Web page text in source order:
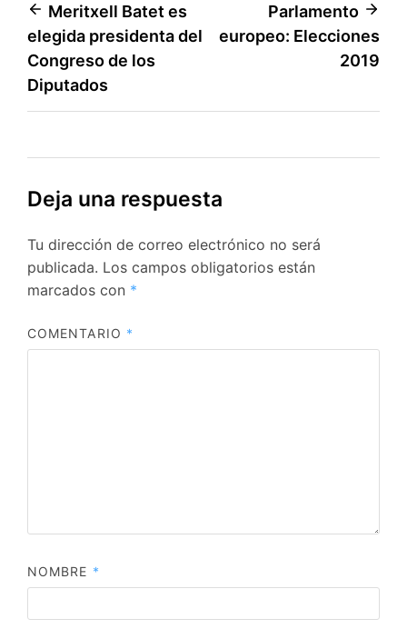
Navegación
de
entradas
Meritxell Batet es
elegida presidenta del
Congreso de los
Diputados
Parlamento
europeo: Elecciones
2019
Deja una respuesta
Tu dirección de correo electrónico no será
publicada. Los campos obligatorios están
marcados con *
COMENTARIO *
NOMBRE *